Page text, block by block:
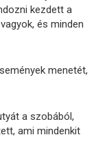
kezdett a
és minden
menetét,
a szobából,
ami mindenkit